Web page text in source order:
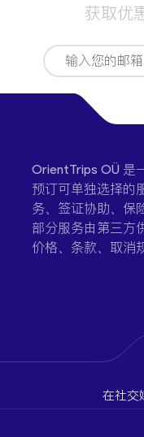
获取优
OrientTrips OÜ 是
预订可单独选择的
务、签证协助、保
部分服务由第三方
价格、条款、取消
在社交